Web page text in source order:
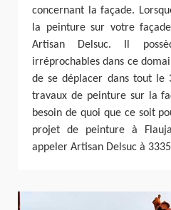
concernant la façade.
la peinture sur votre
Artisan Delsuc. Il
irréprochables dans ce
de se déplacer dans tout le
travaux de peinture sur la
besoin de quoi que ce soit
projet de peinture à
appeler Artisan Delsuc à